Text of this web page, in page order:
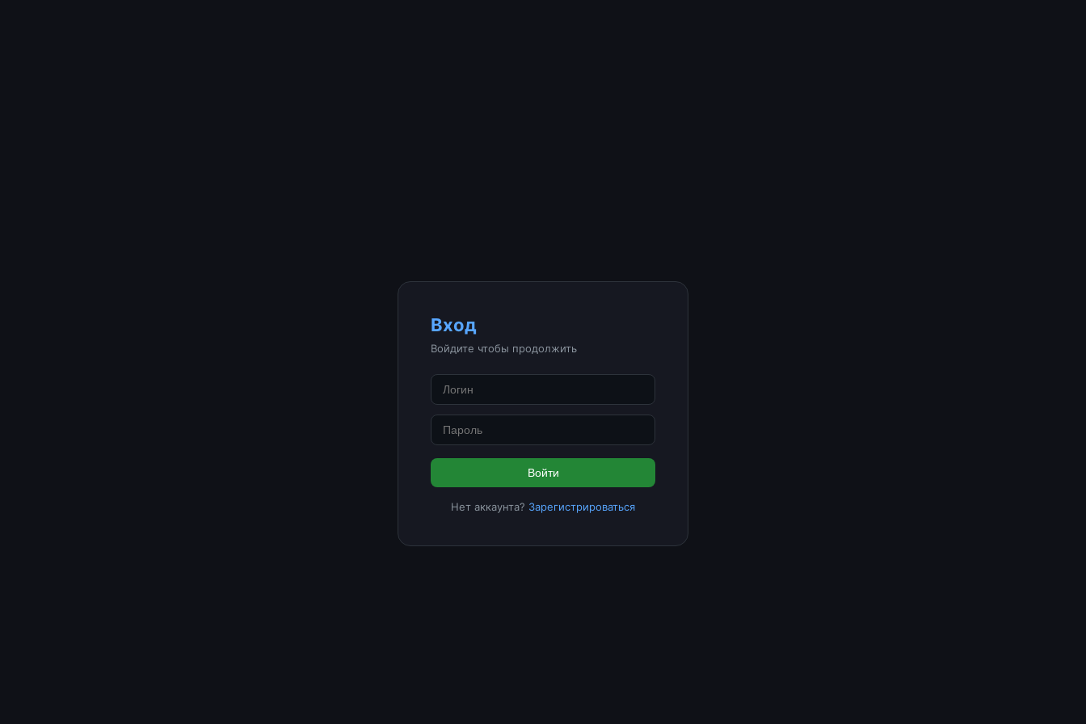
Вход
Войдите чтобы продолжить
Войти
Нет аккаунта? Зарегистрироваться